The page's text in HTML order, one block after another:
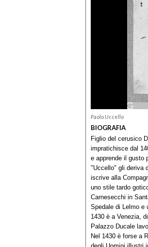
Paolo Uccello
BIOGRAFIA
Figlio del cerusico
impratichisce dal
e apprende il gusto
"Uccello" gli deriva
iscrive alla
uno stile tardo
Carnesecchi in
Spedale di Lelmo e
1430 è a Venezia,
Palazzo Ducale
Nel 1430 è forse a